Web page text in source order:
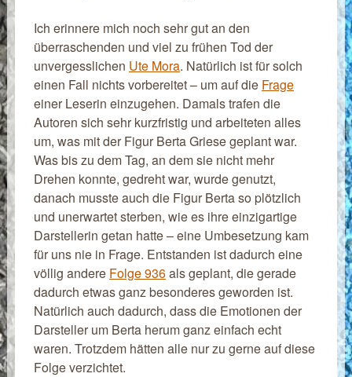
Ich erinnere mich noch sehr gut an den
überraschenden und viel zu frühen Tod der
unvergesslichen Ute Mora. Natürlich ist für solch
einen Fall nichts vorbereitet – um auf die Frage
einer Leserin einzugehen. Damals trafen die
Autoren sich sehr kurzfristig und arbeiteten alles
um, was mit der Figur Berta Griese geplant war.
Was bis zu dem Tag, an dem sie nicht mehr
Drehen konnte, gedreht war, wurde genutzt,
danach musste auch die Figur Berta so plötzlich
und unerwartet sterben, wie es ihre einzigartige
Darstellerin getan hatte – eine Umbesetzung kam
für uns nie in Frage. Entstanden ist dadurch eine
völlig andere Folge 936als geplant, die gerade
dadurch etwas ganz besonderes geworden ist.
Natürlich auch dadurch, dass die Emotionen der
Darsteller um Berta herum ganz einfach echt
waren. Trotzdem hätten alle nur zu gerne auf diese
Folge verzichtet.